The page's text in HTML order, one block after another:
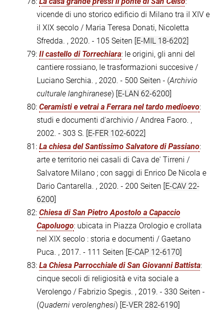
vicende di uno storico edificio di Milano tra il XIV e
il XIX secolo / Maria Teresa Donati, Nicoletta
Sfredda. , 2020. - 105 Seiten [E-MIL 18-6202]
79: Il castello di Torrechiara: le origini, gli anni del
cantiere rossiano, le trasformazioni succesive /
Luciano Serchia. , 2020. - 500 Seiten - (Archivio
culturale langhiranese) [E-LAN 62-6200]
80: Ceramisti e vetrai a Ferrara nel tardo medioevo:
studi e documenti d'archivio / Andrea Faoro. ,
2002. - 303 S. [E-FER 102-6022]
81: La chiesa del Santissimo Salvatore di Passiano:
arte e territorio nei casali di Cava de' Tirreni /
Salvatore Milano ; con saggi di Enrico De Nicola e
Dario Cantarella. , 2020. - 200 Seiten [E-CAV 22-
6200]
82: Chiesa di San Pietro Apostolo a Capaccio
Capoluogo: ubicata in Piazza Orologio e crollata
nel XIX secolo : storia e documenti / Gaetano
Puca. , 2017. - 111 Seiten [E-CAP 12-6170]
83: La Chiesa Parrocchiale di San Giovanni Battista:
cinque secoli di religiosità e vita sociale a
Verolengo / Fabrizio Spegis. , 2019. - 330 Seiten -
(Quaderni verolenghesi) [E-VER 282-6190]